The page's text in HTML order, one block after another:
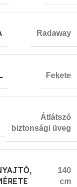
Radaway
Fekete
Átlátszó
biztonsági üveg
140
cm